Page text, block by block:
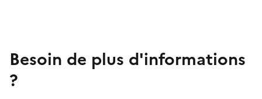
Besoin de plus d'informations
?